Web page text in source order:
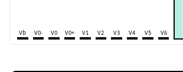
Vb V0- V0 V0+ V1 V2 V3 V4 V5 V6